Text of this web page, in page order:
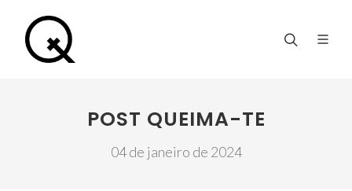
POST QUEIMA-TE
04 de janeiro de 2024